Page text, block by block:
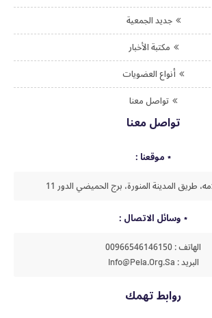
جديد الجمعية
مكتبة الأخبار
أنواع العضويات
تواصل معنا
تواصل معنا
موقعنا :
طريق المدينة المنورة، برج الحميضي الدور 11
وسائل الاتصال :
الهاتف : 00966546146150
البريد : Info@peia.org.sa
روابط تهمك